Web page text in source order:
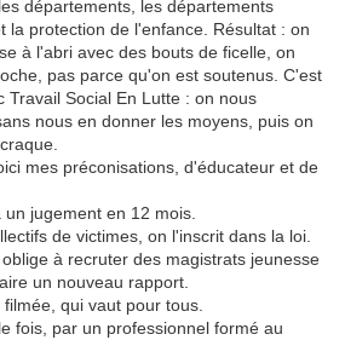
départements, les départements
la protection de l'enfance. Résultat : on
à l'abri avec des bouts de ficelle, on
pas parce qu'on est soutenus. C'est
Travail Social En Lutte : on nous
nous en donner les moyens, puis on
mes préconisations, d'éducateur et de
jugement en 12 mois.
de victimes, on l'inscrit dans la loi.
à recruter des magistrats jeunesse
un nouveau rapport.
qui vaut pour tous.
fois, par un professionnel formé au